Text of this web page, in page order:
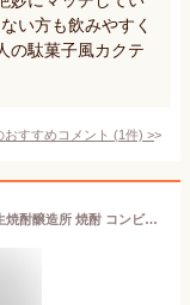
い方も飲みやすく
の駄菓子風カクテ
おすすめコメント (1件) >
黒糖 まんこい 30°1.8L 瓶 1.8L 鹿児島県 弥生焼酎醸造所 焼酎 コンビニ受取対応商品 お酒 父の日 プレゼント